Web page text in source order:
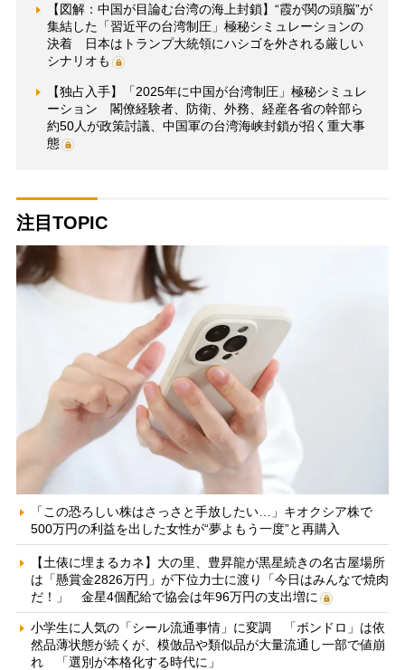
【図解：中国が目論む台湾の海上封鎖】“霞が関の頭脳”が
集結した「習近平の台湾制圧」極秘シミュレーションの
決着 日本はトランプ大統領にハシゴを外される厳しい
シナリオも
【独占入手】「2025年に中国が台湾制圧」極秘シミュレ
ーション 閣僚経験者、防衛、外務、経産各省の幹部ら
約50人が政策討議、中国軍の台湾海峡封鎖が招く重大事
態
注目TOPIC
「この恐ろしい株はさっさと手放したい…」キオクシア株で
500万円の利益を出した女性が“夢よもう一度”と再購入
【土俵に埋まるカネ】大の里、豊昇龍が黒星続きの名古屋場所
は「懸賞金2826万円」が下位力士に渡り「今日はみんなで焼肉
だ！」 金星4個配給で協会は年96万円の支出増に
小学生に人気の「シール流通事情」に変調 「ボンドロ」は依
然品薄状態が続くが、模倣品や類似品が大量流通し一部で値崩
れ 「選別が本格化する時代に」